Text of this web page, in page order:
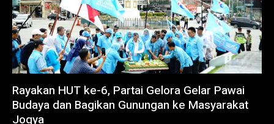
Rayakan HUT ke-6, Partai Gelora Gelar Pawai
Budaya dan Bagikan Gunungan ke Masyarakat
Jogya